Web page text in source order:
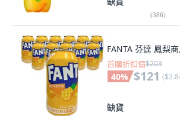
(386)
FANTA 芬達 鳳梨
首購折扣價$203
40% $121 (
缺貨